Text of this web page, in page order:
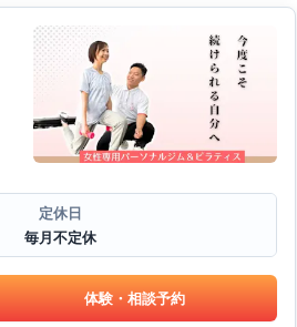
定休日
毎月不定休
体験・相談予約